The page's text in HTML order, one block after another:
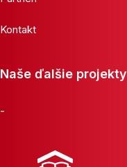
Kontakt
Naše ďalšie projekty
-